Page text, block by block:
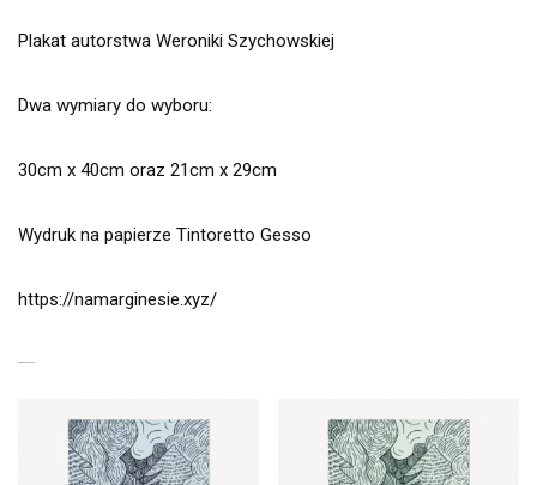
Plakat autorstwa Weroniki Szychowskiej
Dwa wymiary do wyboru:
30cm x 40cm oraz 21cm x 29cm
Wydruk na papierze Tintoretto Gesso
https://namarginesie.xyz/